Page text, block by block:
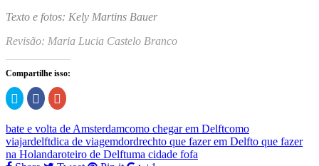
Texto e fotos: Kely Martins Bauer
Revisão: Maria Lucia Castelo Branco
Compartilhe isso:
Clique
para
compartilhar
Twitter(abre
em
nova
janela)
Clique
para
compartilhar
Facebook(abre
em
nova
janela)
Compartilhe
no
em
nova
janela)
bate e volta de Amsterdamcomo chegar em Delftcomo
viajardelftdica de viagemdordrechto que fazer em Delfto que fazer
na Holandaroteiro de Delftuma cidade fofa